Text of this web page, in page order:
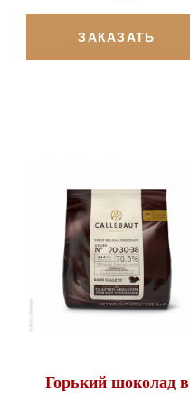
ЗАКАЗАТЬ
Горький шоколад в